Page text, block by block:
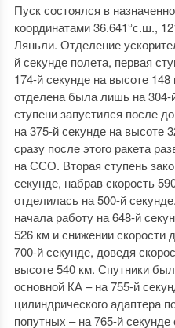
Пуск состоялся в
координатами 36.641°с.ш.,
Ляньли. Отделение
й секунде полета, первая
174-й секунде на высоте
отделена была лишь на 304-
ступени запустился после
на 375-й секунде на высоте
сразу после этого ракета
на ССО. Вторая ступень
секунде, набрав скорость
отделилась на 500-й
начала работу на 648-й
526 км и снижении
700-й секунде, доведя
высоте 540 км. Спутники
основной КА – на 755-й
цилиндрического адаптера
попутных – на 765-й